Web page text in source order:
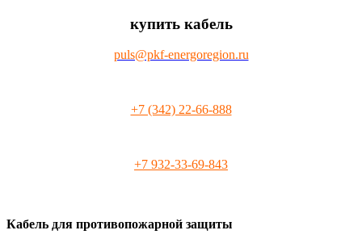
купить кабель
puls@pkf-energoregion.ru
+7 (342) 22-66-888
+7 932-33-69-843
Кабель для противопожарной защиты